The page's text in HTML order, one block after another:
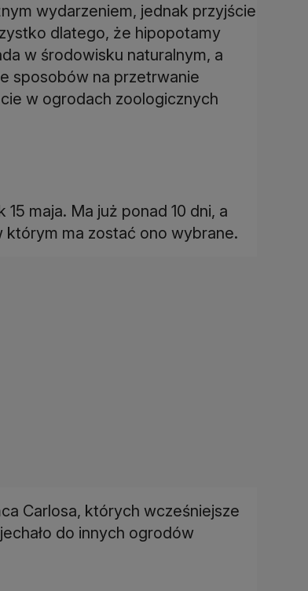
wydarzeniem, jednak przyjście
dlatego, że hipopotamy
w środowisku naturalnym, a
sposobów na przetrwanie
w ogrodach zoologicznych
maja. Ma już ponad 10 dni, a
którym ma zostać ono wybrane.
Carlosa, których wcześniejsze
do innych ogrodów